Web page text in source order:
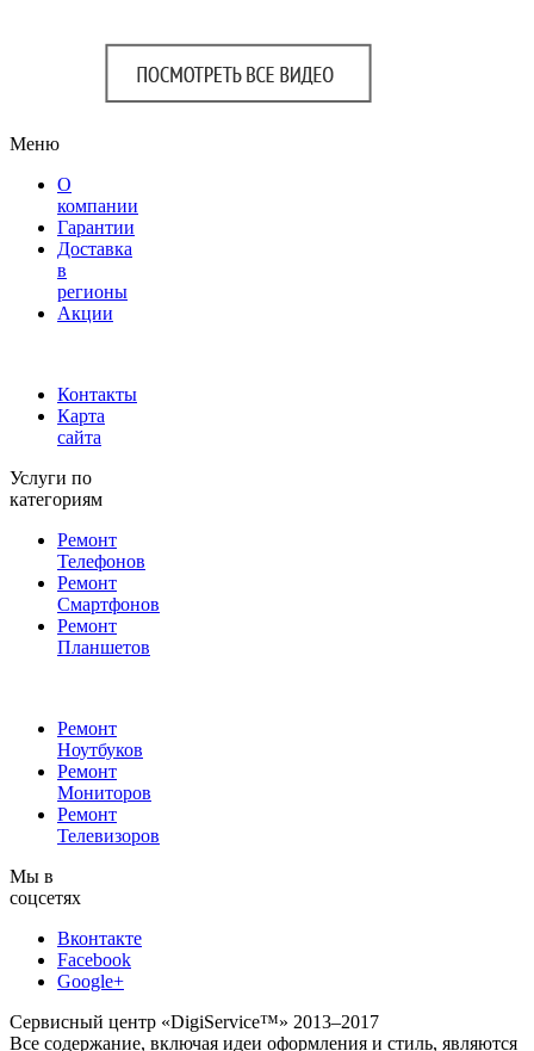
Меню
О
компании
Гарантии
Доставка
в
регионы
Акции
Контакты
Карта
сайта
Услуги по
категориям
Ремонт
Телефонов
Ремонт
Смартфонов
Ремонт
Планшетов
Ремонт
Ноутбуков
Ремонт
Мониторов
Ремонт
Телевизоров
Мы в
соцсетях
Вконтакте
Facebook
Google+
Сервисный центр «DigiService™» 2013–2017
Все содержание, включая идеи оформления и стиль, являются